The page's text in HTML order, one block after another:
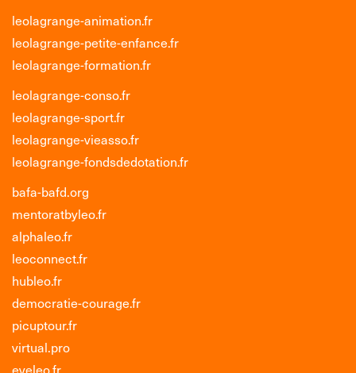
leolagrange-animation.fr
leolagrange-petite-enfance.fr
leolagrange-formation.fr
leolagrange-conso.fr
leolagrange-sport.fr
leolagrange-vieasso.fr
leolagrange-fondsdedotation.fr
bafa-bafd.org
mentoratbyleo.fr
alphaleo.fr
leoconnect.fr
hubleo.fr
democratie-courage.fr
picuptour.fr
virtual.pro
eveleo.fr